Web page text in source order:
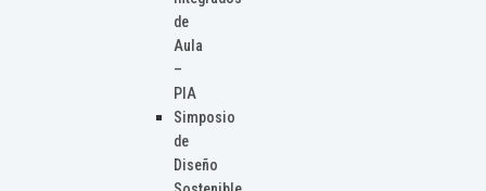
de
Aula
–
PIA
Simposio
de
Diseño